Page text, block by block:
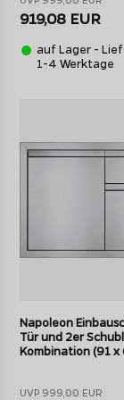
Verschiedene
Optik
Tipp: Die
von 50 cm
Wer eine
für eine Höhe
passend
Alle
Materialien
919,08 EUR
auf Lager -
1-4 Werktage
Napoleon
Tür und 2er
Kombination (91 x
UVP 999,00 EUR